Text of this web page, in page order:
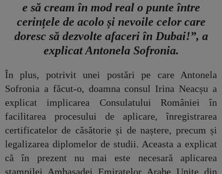
e să cream în mod real o punte între
cerințele de acolo și nevoile celor care
doresc să dezvolte afaceri în Dubai!”, a
explicat Antonela Sofronia.
În plus, potrivit unei postări pe care Antonela
Sofronia a făcut-o, doamna consul Irina Neacșu a
explicat implicarea Consulatului României în
facilitarea procesului de aplicare, înregistrarea
certificatelor de căsătorie și de naștere, precum și
legalizarea diplomelor de studii. Aceasta a explicat
că în prezent nu mai este necesară aplicarea
ștampilei Ambasadei Emiratelor Arabe Unite din